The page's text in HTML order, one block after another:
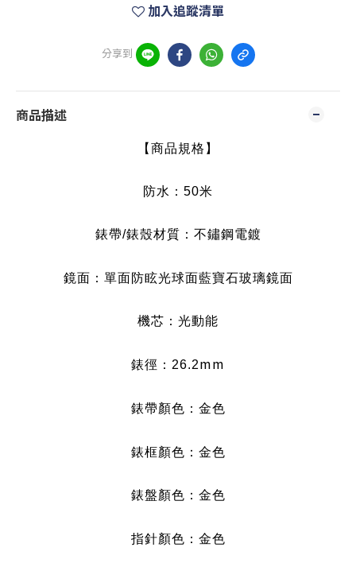
加入追蹤清單
分享到
商品描述
【商品規格】
防水：50米
錶帶/錶殼材質：不鏽鋼電鍍
鏡面： 單面防眩光球面藍寶石玻璃鏡面
機芯：光動能
錶徑：26.2mm
錶帶顏色：金色
錶框顏色：金色
錶盤顏色：金色
指針顏色：金色